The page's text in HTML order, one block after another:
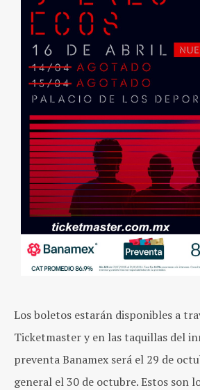
Los boletos estarán disponibles a
Ticketmaster y en las taquillas del
preventa Banamex será el 29 de
general el 30 de octubre. Estos son